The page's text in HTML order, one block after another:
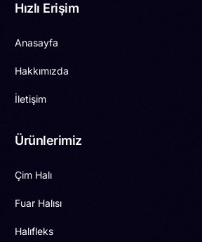
Hızlı Erişim
Anasayfa
Hakkımızda
İletişim
Ürünlerimiz
Çim Halı
Fuar Halısı
Halıfleks